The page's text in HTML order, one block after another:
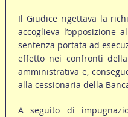
Il Giudice rigettava la
accoglieva l’opposizione
sentenza portata ad
effetto nei confronti
amministrativa e,
alla cessionaria della
A seguito di